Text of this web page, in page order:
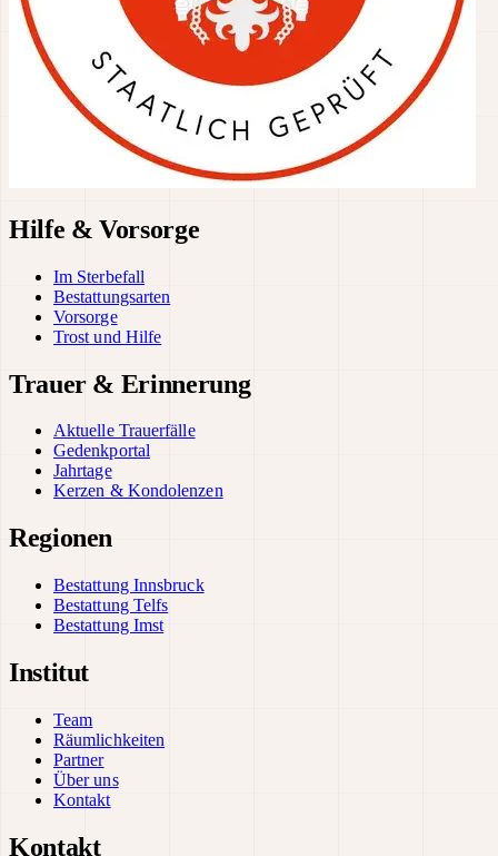
Hilfe & Vorsorge
Im Sterbefall
Bestattungsarten
Vorsorge
Trost und Hilfe
Trauer & Erinnerung
Aktuelle Trauerfälle
Gedenkportal
Jahrtage
Kerzen & Kondolenzen
Regionen
Bestattung Innsbruck
Bestattung Telfs
Bestattung Imst
Institut
Team
Räumlichkeiten
Partner
Über uns
Kontakt
Kontakt